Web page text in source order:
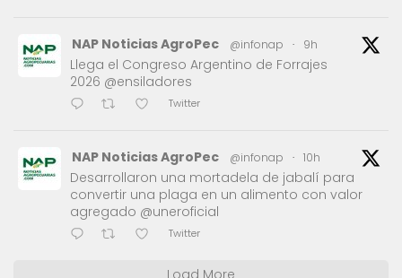
NAP Noticias AgroPec @infonap · 9h
Llega el Congreso Argentino de Forrajes
2026 @ensiladores
Twitter
NAP Noticias AgroPec @infonap · 10h
Desarrollaron una mortadela de jabalí para
convertir una plaga en un alimento con valor
agregado @uneroficial
Twitter